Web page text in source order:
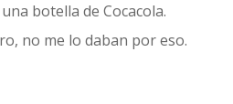
botella de Cocacola.
no me lo daban por eso.